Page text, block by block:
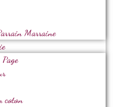
Marraine
coton